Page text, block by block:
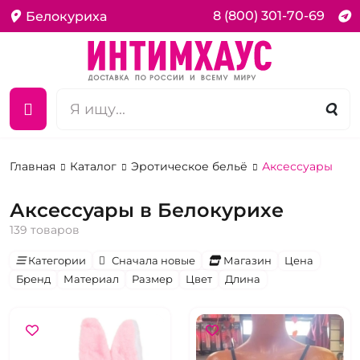
Белокуриха 8 (800) 301-70-69
Главная Каталог Эротическое бельё Аксессуары
Аксессуары в Белокурихе
139 товаров
Категории Сначала новые Магазин
Цена
Бренд
Материал Размер Цвет Длина